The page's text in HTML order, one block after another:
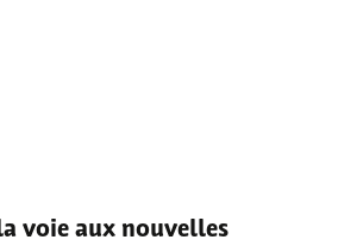
voie aux nouvelles